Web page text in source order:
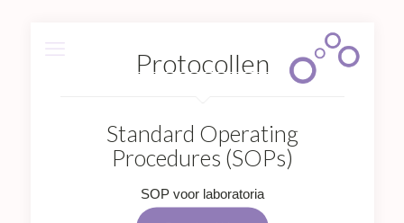
Protocollen
Standard Operating
Procedures (SOPs)
SOP voor laboratoria